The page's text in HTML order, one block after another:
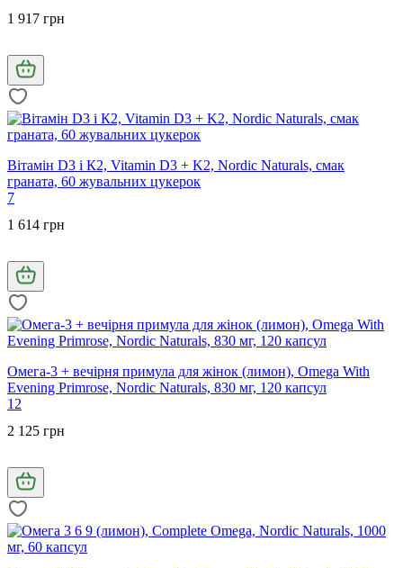
1 917 грн
Вітамін D3 і К2, Vitamin D3 + K2, Nordic Naturals, смак
граната, 60 жувальних цукерок
7
1 614 грн
Омега-3 + вечірня примула для жінок (лимон), Omega With
Evening Primrose, Nordic Naturals, 830 мг, 120 капсул
12
2 125 грн